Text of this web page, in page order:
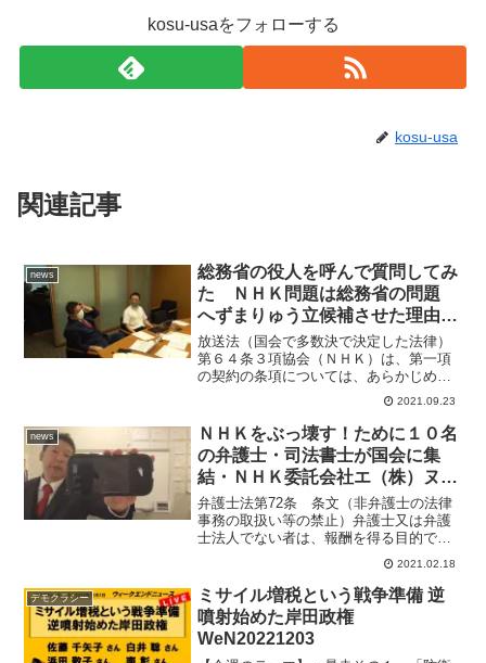
kosu-usaをフォローする
kosu-usa
関連記事
news
総務省の役人を呼んで質問してみ
た ＮＨＫ問題は総務省の問題
へずまりゅう立候補させた理由は
我々がちゃんと仕事している事を
知ってもらいたいから２－２
放送法（国会で多数決で決定した法律）
第６４条３項協会（ＮＨＫ）は、第一項
の契約の条項については、あらかじめ、
総務大臣の認可を受けなければならな
い。放送法施行規則（総務大臣の権限で
決定した省令）第２３条柱書放送法第６
４条第３項の契約の条項には...
2021.09.23
news
ＮＨＫをぶっ壊す！ために１０名
の弁護士・司法書士が国会に集
結・ＮＨＫ委託会社エ（株）ヌリ
ンクスを刑事告訴予定
弁護士法第72条 条文（非弁護士の法律
事務の取扱い等の禁止）弁護士又は弁護
士法人でない者は、報酬を得る目的で訴
訟事件、非訟事件及び審査請求、異議申
立て、再審査請求等行政庁に対する不服
申立事件その他一般の法律事件に関して
鑑定、代理、仲裁若しく...
2021.02.18
デモクラシー
ミサイル増税という戦争準備 逆
噴射始めた岸田政権
WeN20221203